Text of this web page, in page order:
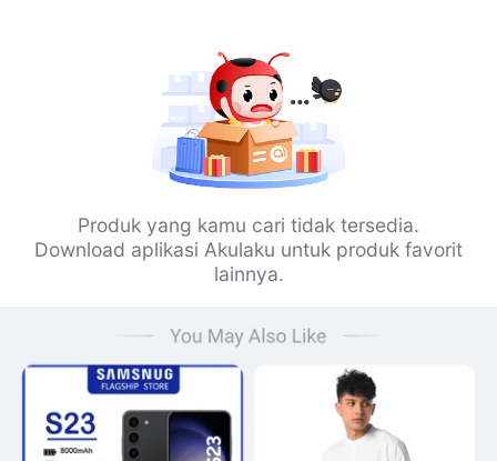
Produk yang kamu cari tidak tersedia.
Download aplikasi Akulaku untuk produk favorit
lainnya.